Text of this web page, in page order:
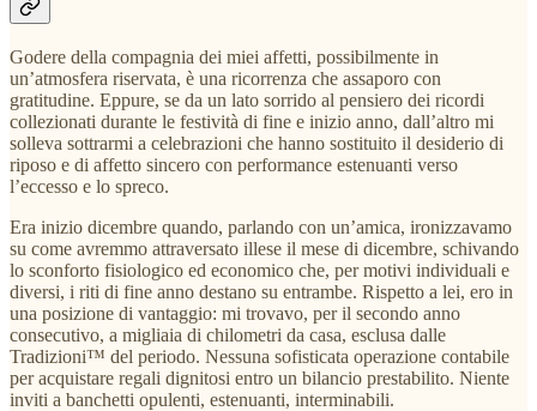
Godere della compagnia dei miei affetti, possibilmente in
un’atmosfera riservata, è una ricorrenza che assaporo con
gratitudine. Eppure, se da un lato sorrido al pensiero dei ricordi
collezionati durante le festività di fine e inizio anno, dall’altro mi
solleva sottrarmi a celebrazioni che hanno sostituito il desiderio di
riposo e di affetto sincero con performance estenuanti verso
l’eccesso e lo spreco.
Era inizio dicembre quando, parlando con un’amica, ironizzavamo
su come avremmo attraversato illese il mese di dicembre, schivando
lo sconforto fisiologico ed economico che, per motivi individuali e
diversi, i riti di fine anno destano su entrambe. Rispetto a lei, ero in
una posizione di vantaggio: mi trovavo, per il secondo anno
consecutivo, a migliaia di chilometri da casa, esclusa dalle
Tradizioni™ del periodo. Nessuna sofisticata operazione contabile
per acquistare regali dignitosi entro un bilancio prestabilito. Niente
inviti a banchetti opulenti, estenuanti, interminabili.